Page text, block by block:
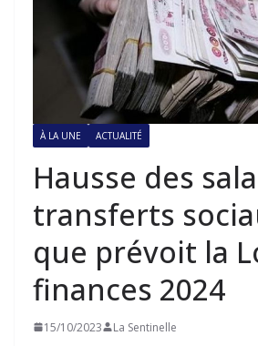
À LA UNE ACTUALITÉ
Hausse des
transferts
que prévoit la
finances 2024
15/10/2023 La Sentinelle